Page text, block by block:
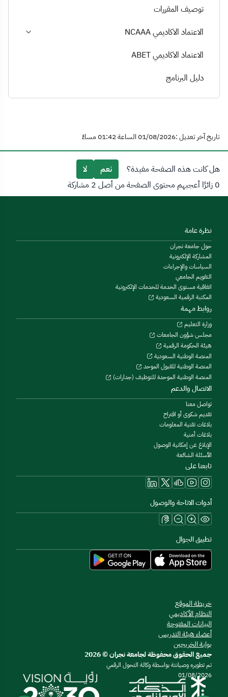
توصيف المقررات
الاعتماد الاكاديمي NCAAA
الاعتماد الاكاديمي ABET
دليل البرنامج
تاريخ آخر تعديل :01/08/2026 الساعة 01:42 مساءً
هل كانت هذه الصفحة مفيدة؟ نعم
لا
0 زائرًا أعجبهم محتوى الصفحة من أصل 2 مشاركة
نظرة عامة
حول جامعة نجران
المشاركة الإلكترونية
السياسات والإجراءات
التقويم الجامعي
اتفاقية مستوى الخدمة للخدمات الإلكترونية
المكتبة الرقمية السعودية
روابط مهمة
وزارة التعليم
مجلس شؤون الجامعات
هيئة الحكومة الرقمية
المنصة الوطنية السعودية
المنصة الوطنية للقبول الموحد
المنصة الوطنية الموحدة للتوظيف (جدارات)
الاتصال والدعم
تواصل معنا
تقديم شكوى أو اقتراح
بلاغات تقنية المعلومات
بلاغات أمنية
الإبلاغ عن إمكانية الوصول
الأسئلة الشائعة
تابعنا على
أدوات الاتاحة والوصول
تطبيق الجوال
خريطة الموقع
النظام الأكاديمي
البيانات المفتوحة
أعضاء هيئة التدريس
بوابة الخريجين
جميع الحقوق محفوظة لجامعة نجران © 2026
تم تطويره وصيانتة بواسطة وكالة التحول الرقمي
01/08/2026